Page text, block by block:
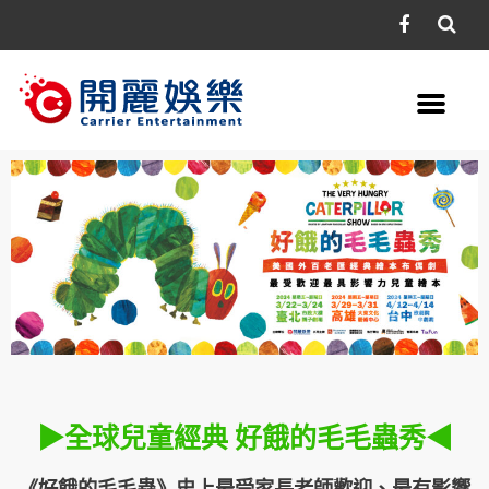
▶︎全球兒童經典 好餓的毛毛蟲秀◀︎